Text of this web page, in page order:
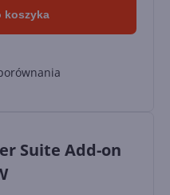
koszyka
Suite Add-on